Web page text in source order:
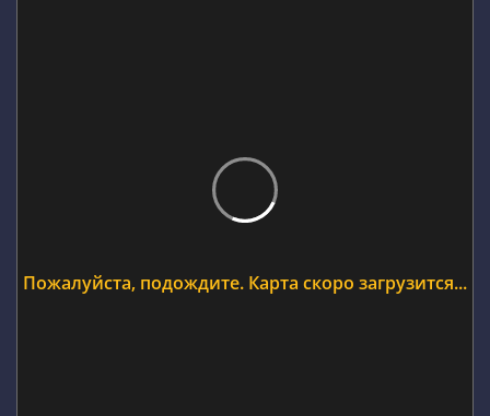
Пожалуйста, подождите. Карта скоро загрузится...